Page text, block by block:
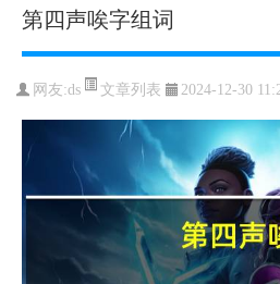
第四声唉字组词
网友:ds 文章列表 2024-12-30